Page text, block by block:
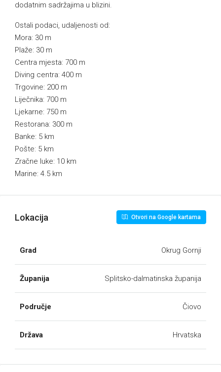
dodatnim sadržajima u blizini.
Ostali podaci, udaljenosti od:
Mora: 30 m
Plaže: 30 m
Centra mjesta: 700 m
Diving centra: 400 m
Trgovine: 200 m
Liječnika: 700 m
Ljekarne: 750 m
Restorana: 300 m
Banke: 5 km
Pošte: 5 km
Zračne luke: 10 km
Marine: 4.5 km
Lokacija Otvori na Google kartama
Grad Okrug Gornji
Županija Splitsko-dalmatinska županija
Područje Čiovo
Država Hrvatska